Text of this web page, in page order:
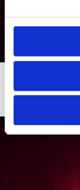
Ylioppilaslakin
heille